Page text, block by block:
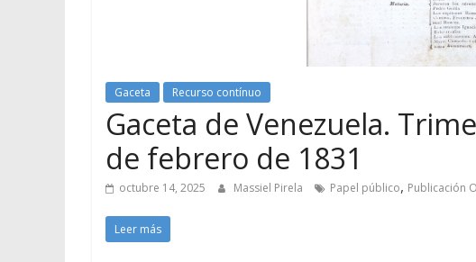
Gaceta Recurso contínuo
Gaceta de Venezuela.
de febrero de 1831
octubre 14, 2025 Massiel Pirela Papel público, Publicación
Leer más